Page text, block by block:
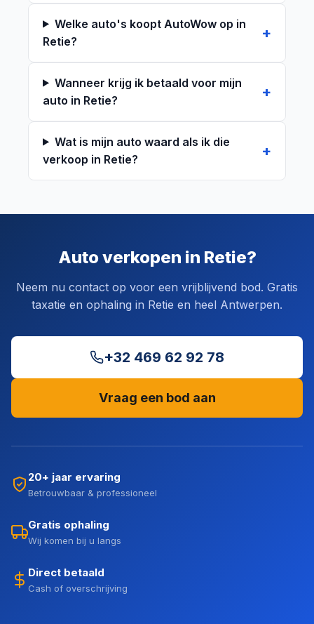
Welke auto's koopt AutoWow op in
Retie?
Wanneer krijg ik betaald voor mijn
auto in Retie?
Wat is mijn auto waard als ik die
verkoop in Retie?
Auto verkopen in Retie?
Neem nu contact op voor een vrijblijvend bod. Gratis
taxatie en ophaling in Retie en heel Antwerpen.
+32 469 62 92 78
Vraag een bod aan
20+ jaar ervaring
Betrouwbaar & professioneel
Gratis ophaling
Wij komen bij u langs
Direct betaald
Cash of overschrijving